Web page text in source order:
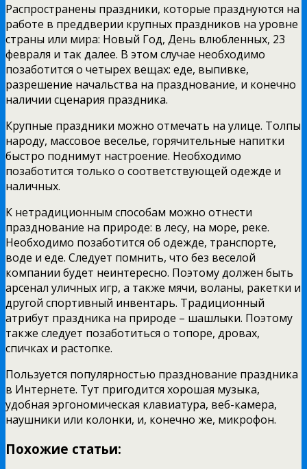
Распространены праздники, которые празднуются на
работе в преддверии крупных праздников на уровне
страны или мира: Новый Год, День влюбленных, 23
февраля и так далее. В этом случае необходимо
позаботится о четырех вещах: еде, выпивке,
разрешение начальства на празднование, и конечно
наличии сценария праздника.
Крупные праздники можно отмечать на улице. Толпы
народу, массовое веселье, горячительные напитки
быстро поднимут настроение. Необходимо
позаботится только о соответствующей одежде и
наличных.
К нетрадиционным способам можно отнести
празднование на природе: в лесу, на море, реке.
Необходимо позаботится об одежде, транспорте,
воде и еде. Следует помнить, что без веселой
компании будет неинтересно. Поэтому должен быть
арсенал уличных игр, а также мячи, воланы, ракетки и
другой спортивный инвентарь. Традиционный
атрибут праздника на природе ­– шашлыки. Поэтому
также следует позаботиться о топоре, дровах,
спичках и растопке.
Пользуется популярностью празднование праздника
в Интернете. Тут пригодится хорошая музыка,
удобная эргономическая клавиатура, веб-камера,
наушники или колонки, и, конечно же, микрофон.
Похожие статьи: